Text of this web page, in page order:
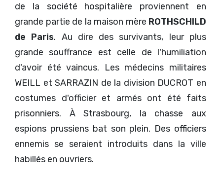
de la société hospitalière proviennent en
grande partie de la maison mère ROTHSCHILD
de Paris. Au dire des survivants, leur plus
grande souffrance est celle de l'humiliation
d'avoir été vaincus. Les médecins militaires
WEILL et SARRAZIN de la division DUCROT en
costumes d'officier et armés ont été faits
prisonniers. À Strasbourg, la chasse aux
espions prussiens bat son plein. Des officiers
ennemis se seraient introduits dans la ville
habillés en ouvriers.